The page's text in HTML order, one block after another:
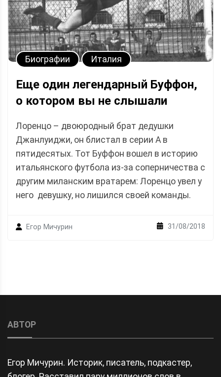
Биографии Италия
Еще один легендарный Буффон,
о котором вы не слышали
Лоренцо – двоюродный брат дедушки
Джанлуиджи, он блистал в серии А в
пятидесятых. Тот Буффон вошел в историю
итальянского футбола из-за соперничества с
другим миланским вратарем: Лоренцо увел у
него девушку, но лишился своей команды.
Егор Мичурин 31/08/2018
АВТОР
Егор Мичурин. Историк, писатель, подкастер,